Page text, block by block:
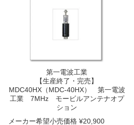
第一電波工業
【生産終了・完売】
MDC40HX（MDC-40HX） 第一電波
工業 7MHz モービルアンテナオプ
ション
メーカー希望小売価格 ¥20,900